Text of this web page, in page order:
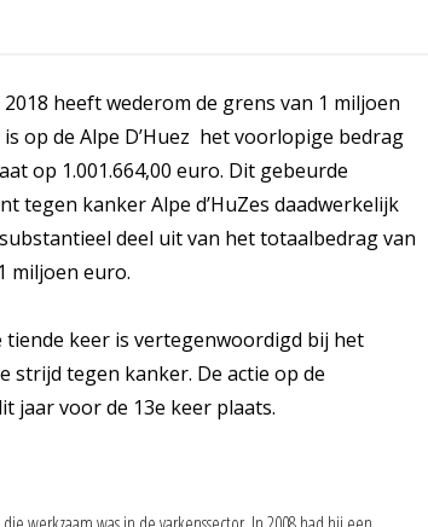
heeft wederom de grens van 1 miljoen
op de Alpe D’Huez het voorlopige bedrag
op 1.001.664,00 euro. Dit gebeurde
tegen kanker Alpe d’HuZes daadwerkelijk
deel uit van het totaalbedrag van
miljoen euro.
tiende keer is vertegenwoordigd bij het
strijd tegen kanker. De actie op de
jaar voor de 13e keer plaats.